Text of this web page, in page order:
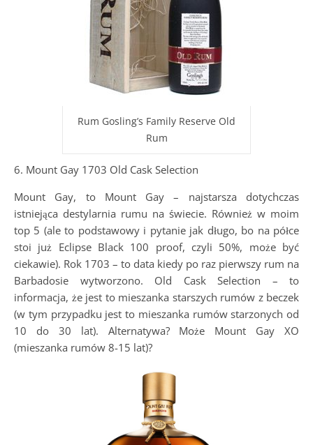
Rum Gosling’s Family Reserve Old
Rum
6. Mount Gay 1703 Old Cask Selection
Mount Gay, to Mount Gay – najstarsza dotychczas
istniejąca destylarnia rumu na świecie. Również w moim
top 5 (ale to podstawowy i pytanie jak długo, bo na półce
stoi już Eclipse Black 100 proof, czyli 50%, może być
ciekawie). Rok 1703 – to data kiedy po raz pierwszy rum na
Barbadosie wytworzono. Old Cask Selection – to
informacja, że jest to mieszanka starszych rumów z beczek
(w tym przypadku jest to mieszanka rumów starzonych od
10 do 30 lat). Alternatywa? Może Mount Gay XO
(mieszanka rumów 8-15 lat)?